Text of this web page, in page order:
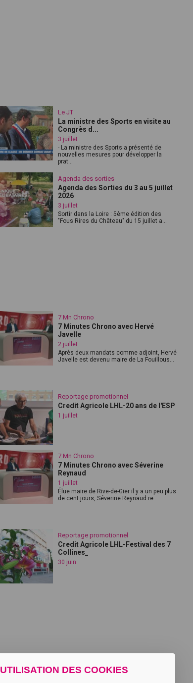
UTILISATION DES COOKIES
Le JT
La ministre des Sports en visite au
Congrès d...
3 juillet
- La ministre des Sports a présenté de
nouvelles mesures pour développer la
prat...
Agenda des sorties
Agenda des Sorties du 3 au 5 juillet
2026
3 juillet
Sortir dans la Loire : 5ème édition des
"Fous Rires du Château" du 15 juillet a...
7 Mn Chrono
7 Minutes Chrono avec Hervé
Javelle
2 juillet
Après deux mandats comme adjoint, Hervé
Javelle est devenu maire de La Fouillous...
Reportage promotionnel
Credit Agricole LHL-20 ans de l'ESP
1 juillet
7 Mn Chrono
7 Minutes Chrono avec Séverine
Reynaud
1 juillet
Élue maire de Rive-de-Gier il y a un peu plus
de cent jours, Séverine Reynaud re...
Reportage promotionnel
Credit Agricole LHL-Festival des 7
Collines_
30 juin
Le JT